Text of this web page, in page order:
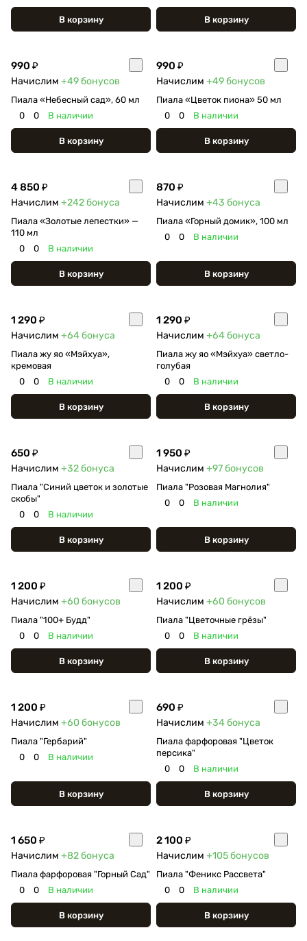
В корзину В корзину
990 ₽
Начислим +49бонусов
Пиала «Небесный сад», 60 мл
0
0 В наличии
В корзину
990 ₽
Начислим +49бонусов
Пиала «Цветок пиона» 50 мл
0
0 В наличии
В корзину
4 850 ₽
Начислим +242бонуса
Пиала «Золотые лепестки» —
110 мл
0
0 В наличии
В корзину
870 ₽
Начислим +43 бонуса
Пиала «Горный домик», 100 мл
0
0 В наличии
В корзину
1 290 ₽
Начислим +64бонуса
Пиала жу яо «Мэйхуа»,
кремовая
0
0 В наличии
В корзину
1 290 ₽
Начислим +64бонуса
Пиала жу яо «Мэйхуа» светло-
голубая
0
0 В наличии
В корзину
650 ₽
Начислим +32бонуса
Пиала "Синий цветок и золотые
скобы"
0
0 В наличии
В корзину
1 950 ₽
Начислим +97бонусов
Пиала "Розовая Магнолия"
0
0 В наличии
В корзину
1 200 ₽
Начислим +60 бонусов
Пиала "100+ Будд"
0
0 В наличии
В корзину
1 200 ₽
Начислим +60 бонусов
Пиала "Цветочные грёзы"
0
0 В наличии
В корзину
1 200 ₽
Начислим +60 бонусов
Пиала "Гербарий"
0
0 В наличии
В корзину
690 ₽
Начислим +34бонуса
Пиала фарфоровая "Цветок
персика"
0
0 В наличии
В корзину
1 650 ₽
Начислим +82бонуса
Пиала фарфоровая "Горный Сад"
0
0 В наличии
В корзину
2 100 ₽
Начислим +105бонусов
Пиала "Феникс Рассвета"
0
0 В наличии
В корзину